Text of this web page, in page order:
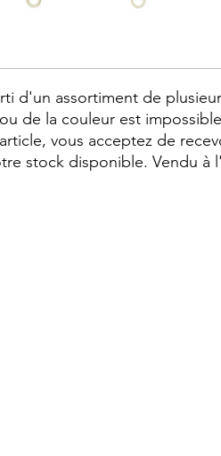
d'un assortiment de
de la couleur est
vous acceptez de
stock disponible. Vendu à